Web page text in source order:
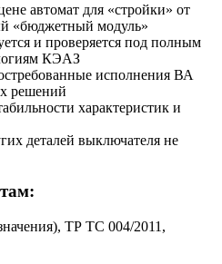
автомат для «стройки» от
«бюджетный модуль»
и проверяется под полным
КЭАЗ
исполнения ВА
решений
характеристик и
деталей выключателя не
ТР ТС 004/2011,